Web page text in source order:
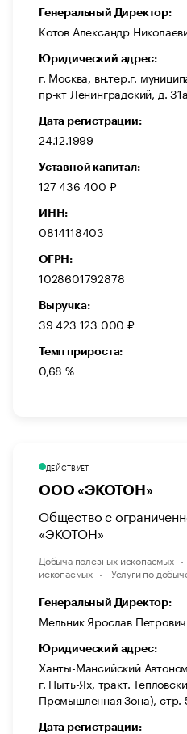
Генеральный Директор:
Котов Александр
Юридический адрес:
г. Москва, вн.тер.г.
пр-кт Ленинградский, д.
Дата регистрации:
24.12.1999
Уставной капитал:
127 436 400 ₽
ИНН:
0814118403
ОГРН:
1028601792878
Выручка:
39 423 123 000 ₽
Темп прироста:
0,68 %
ДЕЙСТВУЕТ
ООО «ЭКОТОН»
Общество с
«ЭКОТОН»
Добыча полезных ископаемых
ископаемых
Услуги по
Генеральный Директор:
Мельник Ярослав Петрович
Юридический адрес:
Ханты-Мансийский
г. Пыть-Ях, тракт.
Промышленная Зона), стр.
Дата регистрации: